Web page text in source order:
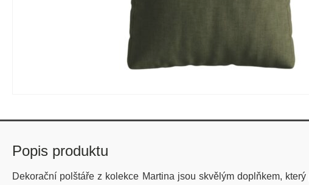
Popis produktu
Dekorační polštáře z kolekce Martina jsou skvělým doplňkem,